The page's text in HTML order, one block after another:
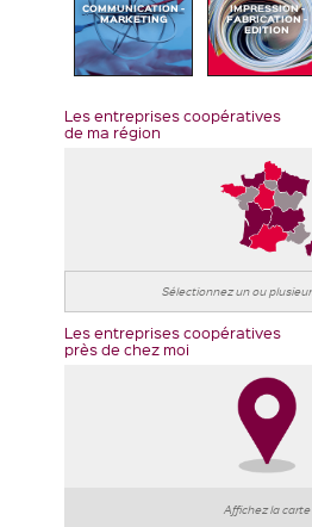
COMMUNICATION -
MARKETING
IMPRESSION -
FABRICATION -
EDITION
Les entreprises coopératives
de ma région
Les entreprises coopératives
près de chez moi
Affichez la carte